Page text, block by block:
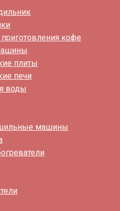
кофе
плиты
печи
воды
машины